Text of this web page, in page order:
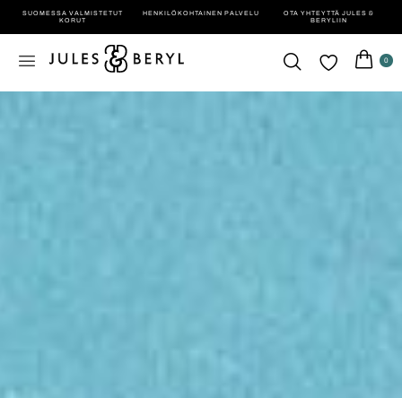
SUOMESSA VALMISTETUT
KORUT
HENKILÖ­KOHTAINEN PALVELU
OTA YHTEYTTÄ JULES &
BERYLIIN
0